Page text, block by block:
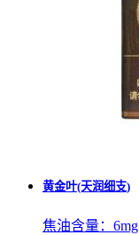
黄金叶(天润细支)
焦油含量： 6mg